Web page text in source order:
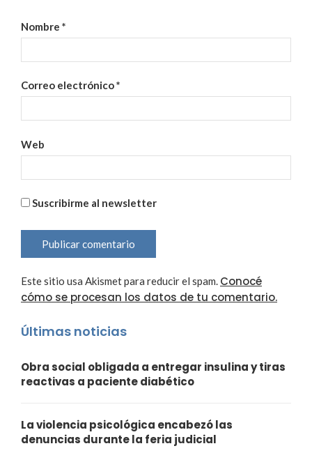
Nombre *
Correo electrónico*
Web
Suscribirme al newsletter
Este sitio usa Akismet para reducir el spam. Conocé
cómo se procesan los datos de tu comentario.
Últimas noticias
Obra social obligada a entregar insulina y tiras
reactivas a paciente diabético
La violencia psicológica encabezó las
denuncias durante la feria judicial